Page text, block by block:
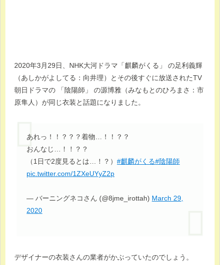
2020年3月29日、NHK大河ドラマ「麒麟がくる」 の足利義輝
（あしかがよしてる：向井理）とその後すぐに放送されたTV
朝日ドラマの 「陰陽師」 の源博雅（みなもとのひろまさ：市
原隼人）が同じ衣装と話題になりました。
あれっ！！？？？着物…！！？？
おんなじ…！！？？
（1日で2度見るとは…！？）#麒麟がくる#陰陽師
pic.twitter.com/1ZXeUYyZ2p
— バーニングネコさん (@8jme_irottah) March 29,
2020
デザイナーの衣装さんの業者がかぶっていたのでしょう。